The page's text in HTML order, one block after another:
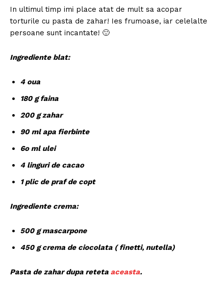
In ultimul timp imi place atat de mult sa acopar
torturile cu pasta de zahar! Ies frumoase, iar celelalte
persoane sunt incantate! 🙂
Ingrediente blat:
4 oua
180 g faina
200 g zahar
90 ml apa fierbinte
6o ml ulei
4 linguri de cacao
1 plic de praf de copt
Ingrediente crema:
500 g mascarpone
450 g crema de ciocolata ( finetti, nutella)
Pasta de zahar dupa reteta aceasta.